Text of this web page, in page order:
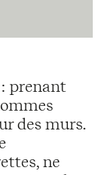
prenant
des murs.
ne